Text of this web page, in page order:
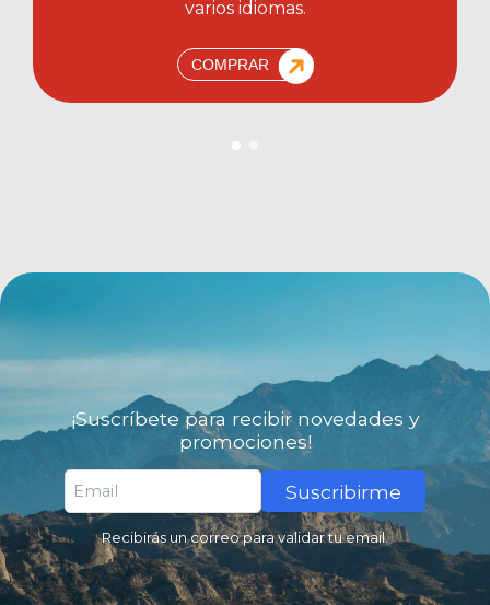
varios idiomas.
COMPRAR
¡Suscríbete para recibir novedades y
promociones!
Suscribirme
Recibirás un correo para validar tu email.